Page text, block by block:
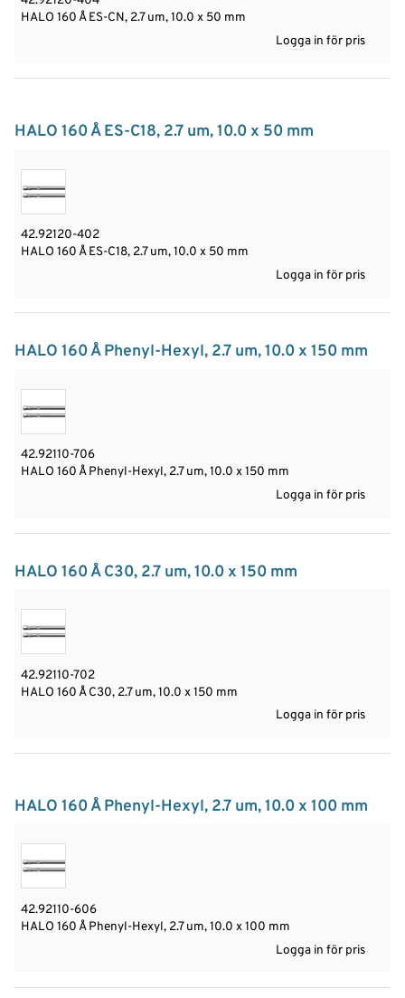
HALO 160 Å ES-CN, 2.7 um, 10.0 x 50 mm
Logga in för pris
HALO 160 Å ES-C18, 2.7 um, 10.0 x 50 mm
42.92120-402
HALO 160 Å ES-C18, 2.7 um, 10.0 x 50 mm
Logga in för pris
HALO 160 Å Phenyl-Hexyl, 2.7 um, 10.0 x 150 mm
42.92110-706
HALO 160 Å Phenyl-Hexyl, 2.7 um, 10.0 x 150 mm
Logga in för pris
HALO 160 Å C30, 2.7 um, 10.0 x 150 mm
42.92110-702
HALO 160 Å C30, 2.7 um, 10.0 x 150 mm
Logga in för pris
HALO 160 Å Phenyl-Hexyl, 2.7 um, 10.0 x 100 mm
42.92110-606
HALO 160 Å Phenyl-Hexyl, 2.7 um, 10.0 x 100 mm
Logga in för pris